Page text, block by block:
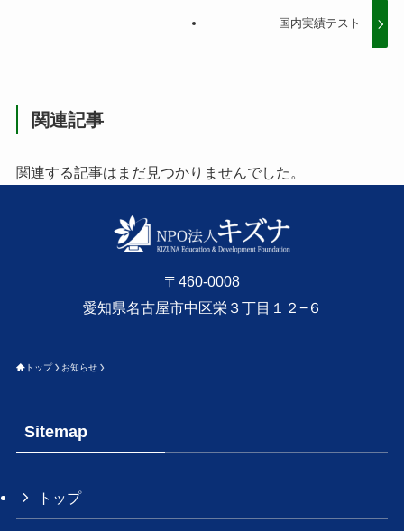
国内実績テスト
関連記事
関連する記事はまだ見つかりませんでした。
〒460-0008
愛知県名古屋市中区栄３丁目１２−６
トップ お知らせ
Sitemap
トップ